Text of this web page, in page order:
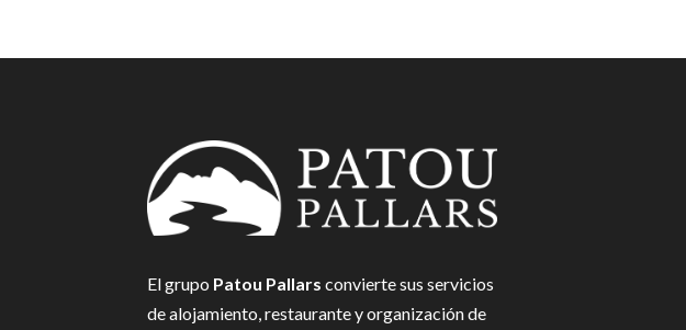
El grupo Patou Pallarsconvierte sus servicios
de alojamiento, restaurante y organización de